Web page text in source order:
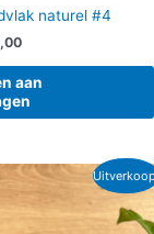
naturel #4
aan
Huidige
prijs
is: